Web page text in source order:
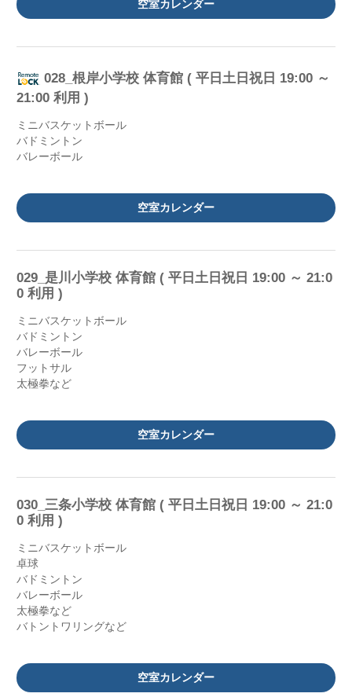
空室カレンダー
028_根岸小学校 体育館 ( 平日土日祝日 19:00 ～
21:00 利用 )
ミニバスケットボール
バドミントン
バレーボール
空室カレンダー
029_是川小学校 体育館 ( 平日土日祝日 19:00 ～ 21:0
0 利用 )
ミニバスケットボール
バドミントン
バレーボール
フットサル
太極拳など
空室カレンダー
030_三条小学校 体育館 ( 平日土日祝日 19:00 ～ 21:0
0 利用 )
ミニバスケットボール
卓球
バドミントン
バレーボール
太極拳など
バトントワリングなど
空室カレンダー